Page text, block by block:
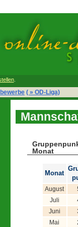
.
( » OD-Liga)
Monat
Monat
August
Juli
Juni
Mai